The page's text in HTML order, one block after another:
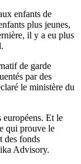
enfants de
plus jeunes,
il y a eu plus
de garde
par des
le ministère du
européens. Et le
qui prouve le
des fonds
Advisory.